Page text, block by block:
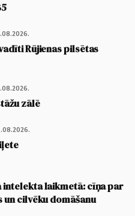
Rūjienas pilsētas
zālē
intelekta laikmetā: cīņa par
cilvēku domāšanu